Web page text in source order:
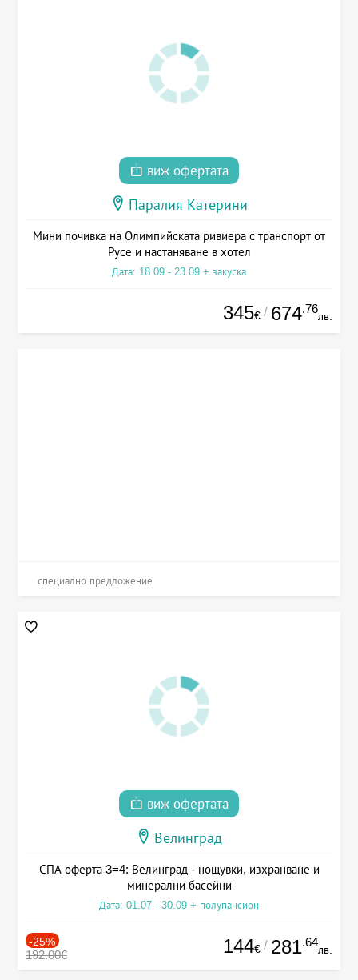
виж офертата
Паралия Катерини
Мини почивка на Олимпийската ривиера с транспорт от
Русе и настаняване в хотел
Дата: 18.09 - 23.09 + закуска
345€ / 674.76
лв.
специално предложение
виж офертата
Велинград
СПА оферта 3=4: Велинград - нощувки, изхранване и
минерални басейни
Дата: 01.07 - 30.09 + полупансион
-25%
192.00€ 144€ / 281.64
лв.